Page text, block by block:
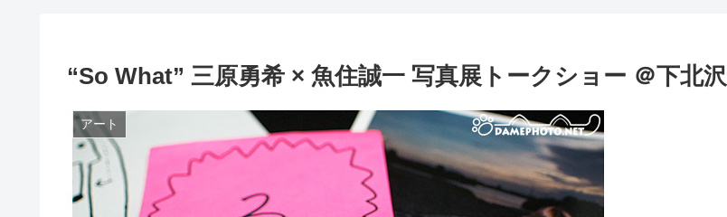
“So What” 三原勇希 × 魚住誠一 写真展トークショー ＠下北沢
アート